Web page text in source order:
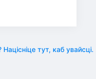
тут, каб увайсці.